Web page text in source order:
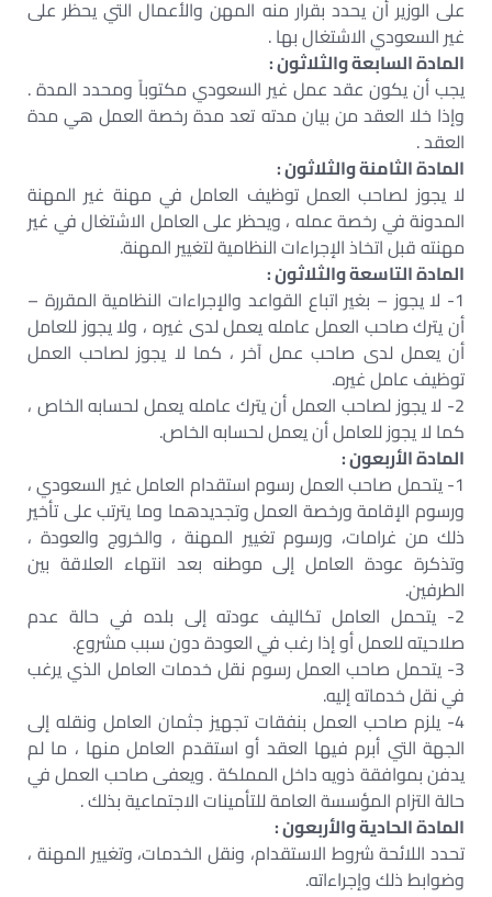
على الوزير أن يحدد بقرار منه المهن والأعمال التي يحظر على
غير السعودي الاشتغال بها .
المادة السابعة والثلاثون :
يجب أن يكون عقد عمل غير السعودي مكتوباً ومحدد المدة .
وإذا خلا العقد من بيان مدته تعد مدة رخصة العمل هي مدة
العقد .
المادة الثامنة والثلاثون :
لا يجوز لصاحب العمل توظيف العامل في مهنة غير المهنة
المدونة في رخصة عمله ، ويحظر على العامل الاشتغال في غير
مهنته قبل اتخاذ الإجراءات النظامية لتغيير المهنة.
المادة التاسعة والثلاثون :
1- لا يجوز – بغير اتباع القواعد والإجراءات النظامية المقررة –
أن يترك صاحب العمل عامله يعمل لدى غيره ، ولا يجوز للعامل
أن يعمل لدى صاحب عمل آخر ، كما لا يجوز لصاحب العمل
توظيف عامل غيره.
2- لا يجوز لصاحب العمل أن يترك عامله يعمل لحسابه الخاص ،
كما لا يجوز للعامل أن يعمل لحسابه الخاص.
المادة الأربعون :
1- يتحمل صاحب العمل رسوم استقدام العامل غير السعودي ،
ورسوم الإقامة ورخصة العمل وتجديدهما وما يترتب على تأخير
ذلك من غرامات، ورسوم تغيير المهنة ، والخروج والعودة ،
وتذكرة عودة العامل إلى موطنه بعد انتهاء العلاقة بين
الطرفين.
2- يتحمل العامل تكاليف عودته إلى بلده في حالة عدم
صلاحيته للعمل أو إذا رغب في العودة دون سبب مشروع.
3- يتحمل صاحب العمل رسوم نقل خدمات العامل الذي يرغب
في نقل خدماته إليه.
4- يلزم صاحب العمل بنفقات تجهيز جثمان العامل ونقله إلى
الجهة التي أبرم فيها العقد أو استقدم العامل منها ، ما لم
يدفن بموافقة ذويه داخل المملكة . ويعفى صاحب العمل في
حالة التزام المؤسسة العامة للتأمينات الاجتماعية بذلك .
المادة الحادية والأربعون :
تحدد اللائحة شروط الاستقدام، ونقل الخدمات، وتغيير المهنة ،
وضوابط ذلك وإجراءاته.